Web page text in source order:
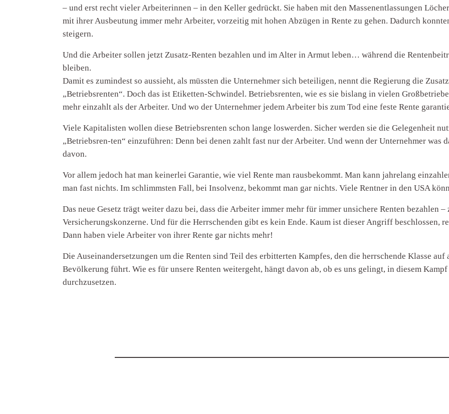
– und erst recht vieler Arbeiterinnen – in den Keller gedrückt. Sie haben mit den Massenentlassungen
mit ihrer Ausbeutung immer mehr Arbeiter, vorzeitig mit hohen Abzügen in Rente zu gehen. Dadurch
steigern.
Und die Arbeiter sollen jetzt Zusatz-Renten bezahlen und im Alter in Armut leben… während die
bleiben.
Damit es zumindest so aussieht, als müssten die Unternehmer sich beteiligen, nennt die Regierung die
„Betriebsrenten“. Doch das ist Etiketten-Schwindel. Betriebsrenten, wie es sie bislang in vielen
mehr einzahlt als der Arbeiter. Und wo der Unternehmer jedem Arbeiter bis zum Tod eine feste Rente
Viele Kapitalisten wollen diese Betriebsrenten schon lange loswerden. Sicher werden sie die Gelegenheit
„Betriebsren-ten“ einzuführen: Denn bei denen zahlt fast nur der Arbeiter. Und wenn der Unternehmer was
davon.
Vor allem jedoch hat man keinerlei Garantie, wie viel Rente man rausbekommt. Man kann jahrelang
man fast nichts. Im schlimmsten Fall, bei Insolvenz, bekommt man gar nichts. Viele Rentner in den USA
Das neue Gesetz trägt weiter dazu bei, dass die Arbeiter immer mehr für immer unsichere Renten bezahlen
Versicherungskonzerne. Und für die Herrschenden gibt es kein Ende. Kaum ist dieser Angriff beschlossen,
Dann haben viele Arbeiter von ihrer Rente gar nichts mehr!
Die Auseinandersetzungen um die Renten sind Teil des erbitterten Kampfes, den die herrschende Klasse auf
Bevölkerung führt. Wie es für unsere Renten weitergeht, hängt davon ab, ob es uns gelingt, in diesem
durchzusetzen.